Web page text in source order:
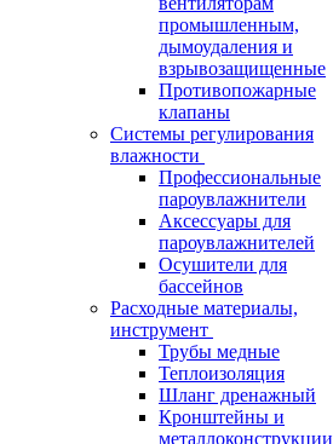
промышленным,
дымоудаления и
взрывозащищенные
Противопожарные
клапаны
Системы регулирования
влажности
Профессиональные
пароувлажнители
Аксессуары для
пароувлажнителей
Осушители для
бассейнов
Расходные материалы,
инструмент
Трубы медные
Теплоизоляция
Шланг дренажный
Кронштейны и
металлоконструкции